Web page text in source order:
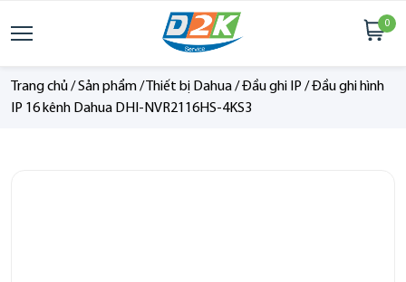
0
Trang chủ/Sản phẩm/ Thiết bị Dahua/Đầu ghi IP /Đầu ghi hình
IP 16 kênh Dahua DHI-NVR2116HS-4KS3